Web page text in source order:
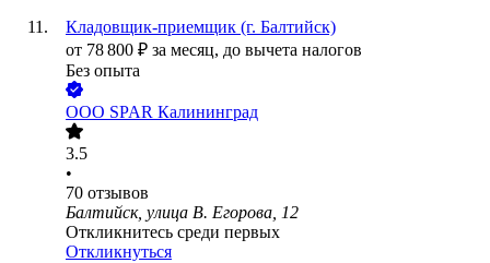
Кладовщик-приемщик (г. Балтийск)
от 78 800 ₽ за месяц, до вычета налогов
Без опыта
ООО SPAR Калининград
3.5
•
70 отзывов
Балтийск, улица В. Егорова, 12
Откликнитесь среди первых
Откликнуться